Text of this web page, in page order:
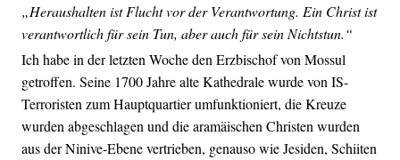
„Heraushalten ist Flucht vor der Verantwortung. Ein Christ ist
verantwortlich für sein Tun, aber auch für sein Nichtstun.“
Ich habe in der letzten Woche den Erzbischof von Mossul
getroffen. Seine 1700 Jahre alte Kathedrale wurde von IS-
Terroristen zum Hauptquartier umfunktioniert, die Kreuze
wurden abgeschlagen und die aramäischen Christen wurden
aus der Ninive-Ebene vertrieben, genauso wie Jesiden, Schiiten